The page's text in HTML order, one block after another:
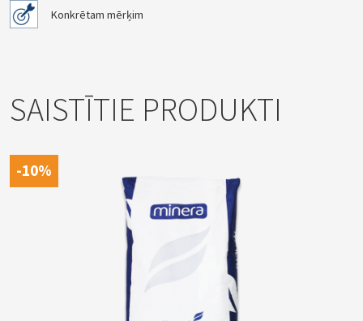
Konkrētam mērķim
SAISTĪTIE PRODUKTI
-10%